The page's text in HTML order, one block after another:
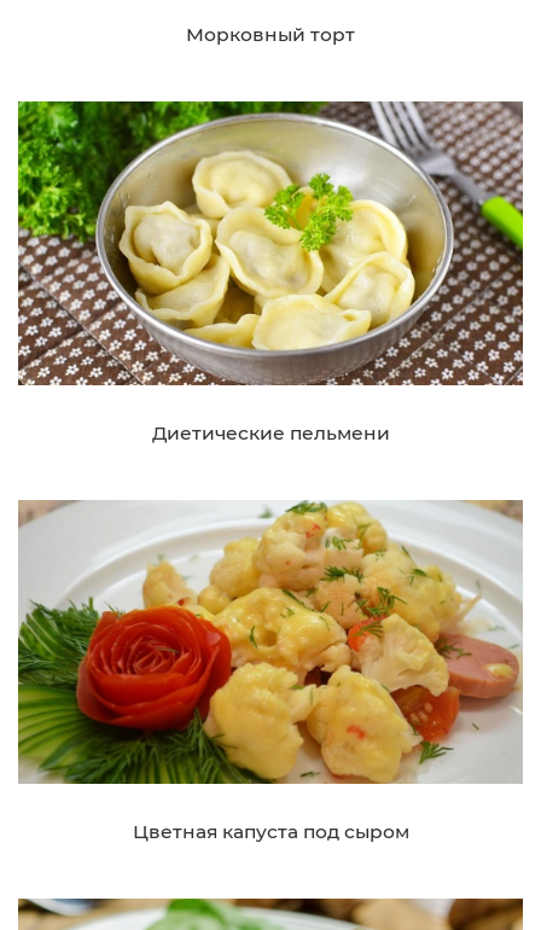
Морковный торт
Диетические пельмени
Цветная капуста под сыром